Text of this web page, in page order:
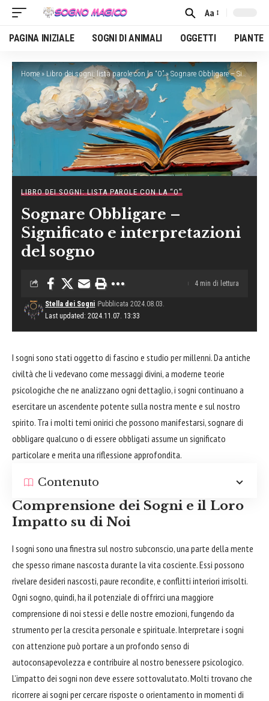
Font
Resizer
Aa
PAGINA INIZIALE SOGNI DI ANIMALI OGGETTI PIANTE
Home» Libro dei sogni: lista parole con la “O”» Sognare Obbligare – Significato e interpretazioni del sogno
LIBRO DEI SOGNI: LISTA PAROLE CON LA “O”
Sognare Obbligare –
Significato e interpretazioni
del sogno
Last updated: 2024.11.07. 13:33
Stella dei Sogni Pubblicata 2024.08.03.
4 min di lettura
I sogni sono stati oggetto di fascino e studio per millenni. Da antiche
civiltà che li vedevano come messaggi divini, a moderne teorie
psicologiche che ne analizzano ogni dettaglio, i sogni continuano a
esercitare un ascendente potente sulla nostra mente e sul nostro
spirito. Tra i molti temi onirici che possono manifestarsi, sognare di
obbligare qualcuno o di essere obbligati assume un significato
particolare e merita una riflessione approfondita.
Contenuto
Comprensione dei Sogni e il Loro
Impatto su di Noi
I sogni sono una finestra sul nostro subconscio, una parte della mente
che spesso rimane nascosta durante la vita cosciente. Essi possono
rivelare desideri nascosti, paure recondite, e conflitti interiori irrisolti.
Ogni sogno, quindi, ha il potenziale di offrirci una maggiore
comprensione di noi stessi e delle nostre emozioni, fungendo da
strumento per la crescita personale e spirituale. Interpretare i sogni
con attenzione può portare a un profondo senso di
autoconsapevolezza e contribuire al nostro benessere psicologico.
L’impatto dei sogni non deve essere sottovalutato. Molti trovano che
ricorrere ai sogni per cercare risposte o orientamento in momenti di